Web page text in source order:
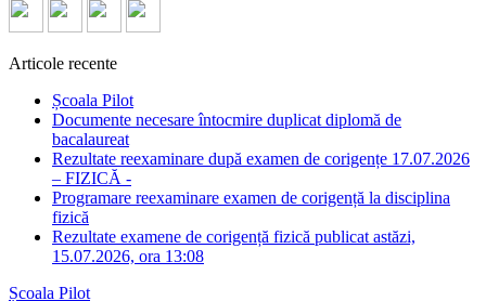
Articole recente
Școala Pilot
Documente necesare întocmire duplicat diplomă de
bacalaureat
Rezultate reexaminare după examen de corigențe 17.07.2026
– FIZICĂ -
Programare reexaminare examen de corigență la disciplina
fizică
Rezultate examene de corigență fizică publicat astăzi,
15.07.2026, ora 13:08
Școala Pilot